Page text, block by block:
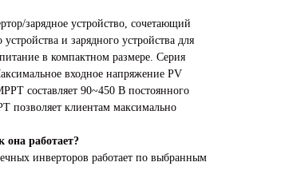
зарядное устройство, сочетающий
и зарядного устройства для
в компактном размере. Серия
входное напряжение PV
составляет 90~450 В постоянного
позволяет клиентам максимально
работает?
инверторов работает по выбранным